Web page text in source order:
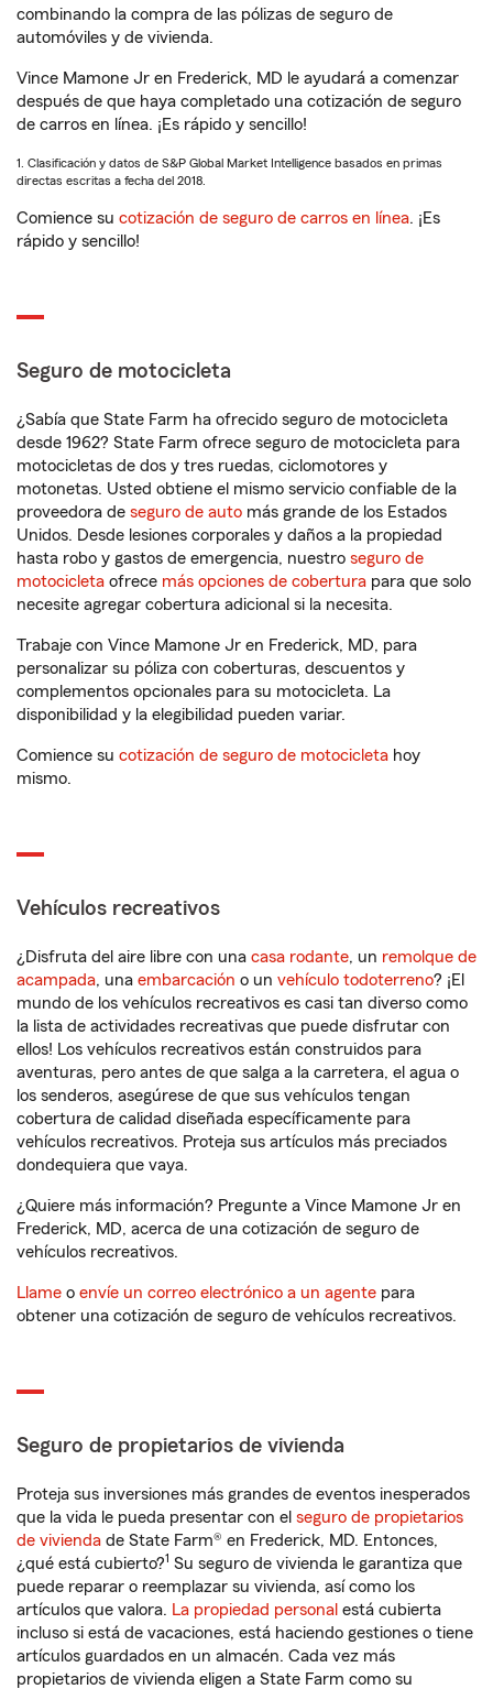
combinando la compra de las pólizas de seguro de
automóviles y de vivienda.
Vince Mamone Jr en Frederick, MD le ayudará a comenzar
después de que haya completado una cotización de seguro
de carros en línea. ¡Es rápido y sencillo!
1. Clasificación y datos de S&P Global Market Intelligence basados en primas
directas escritas a fecha del 2018.
Comience su cotización de seguro de carros en línea. ¡Es
rápido y sencillo!
Seguro de motocicleta
¿Sabía que State Farm ha ofrecido seguro de motocicleta
desde 1962? State Farm ofrece seguro de motocicleta para
motocicletas de dos y tres ruedas, ciclomotores y
motonetas. Usted obtiene el mismo servicio confiable de la
proveedora de seguro de auto más grande de los Estados
Unidos. Desde lesiones corporales y daños a la propiedad
hasta robo y gastos de emergencia, nuestro seguro de
motocicleta ofrece más opciones de cobertura para que solo
necesite agregar cobertura adicional si la necesita.
Trabaje con Vince Mamone Jr en Frederick, MD, para
personalizar su póliza con coberturas, descuentos y
complementos opcionales para su motocicleta. La
disponibilidad y la elegibilidad pueden variar.
Comience su cotización de seguro de motocicleta hoy
mismo.
Vehículos recreativos
¿Disfruta del aire libre con una casa rodante, un remolque de
acampada, una embarcación o un vehículo todoterreno? ¡El
mundo de los vehículos recreativos es casi tan diverso como
la lista de actividades recreativas que puede disfrutar con
ellos! Los vehículos recreativos están construidos para
aventuras, pero antes de que salga a la carretera, el agua o
los senderos, asegúrese de que sus vehículos tengan
cobertura de calidad diseñada específicamente para
vehículos recreativos. Proteja sus artículos más preciados
dondequiera que vaya.
¿Quiere más información? Pregunte a Vince Mamone Jr en
Frederick, MD, acerca de una cotización de seguro de
vehículos recreativos.
Llame o envíe un correo electrónico a un agente para
obtener una cotización de seguro de vehículos recreativos.
Seguro de propietarios de vivienda
Proteja sus inversiones más grandes de eventos inesperados
que la vida le pueda presentar con el seguro de propietarios
de vivienda de State Farm® en Frederick, MD. Entonces,
¿qué está cubierto?1 Su seguro de vivienda le garantiza que
puede reparar o reemplazar su vivienda, así como los
artículos que valora. La propiedad personal está cubierta
incluso si está de vacaciones, está haciendo gestiones o tiene
artículos guardados en un almacén. Cada vez más
propietarios de vivienda eligen a State Farm como su